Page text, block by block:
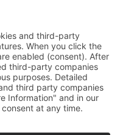
fotovoltaik
holz
elektro
sicherheit
badezimmer